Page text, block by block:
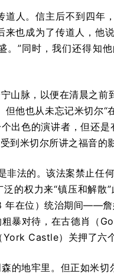
人。信主后不到四年
也成为了传道人，他
”同时，我们还得知
山脉，以便在清晨之前
他也从未忘记米切尔“
出色的演讲者，但还
到米切尔所讲之福音的
法的。该法案禁止任
的权力来“镇压和解散
在位）统治期间——
暴对待，在古德肖（
Castle）关押了六个
的地牢里。但正如米